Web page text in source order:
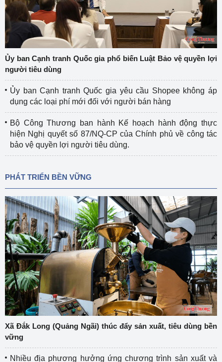
Ủy ban Cạnh tranh Quốc gia phổ biến Luật Bảo vệ quyền lợi
người tiêu dùng
Ủy ban Cạnh tranh Quốc gia yêu cầu Shopee không áp
dụng các loại phí mới đối với người bán hàng
Bộ Công Thương ban hành Kế hoạch hành động thực
hiện Nghị quyết số 87/NQ-CP của Chính phủ về công tác
bảo vệ quyền lợi người tiêu dùng.
PHÁT TRIỂN BỀN VỮNG
Xã Đắk Long (Quảng Ngãi) thúc đẩy sản xuất, tiêu dùng bền
vững
Nhiều địa phương hưởng ứng chương trình sản xuất và